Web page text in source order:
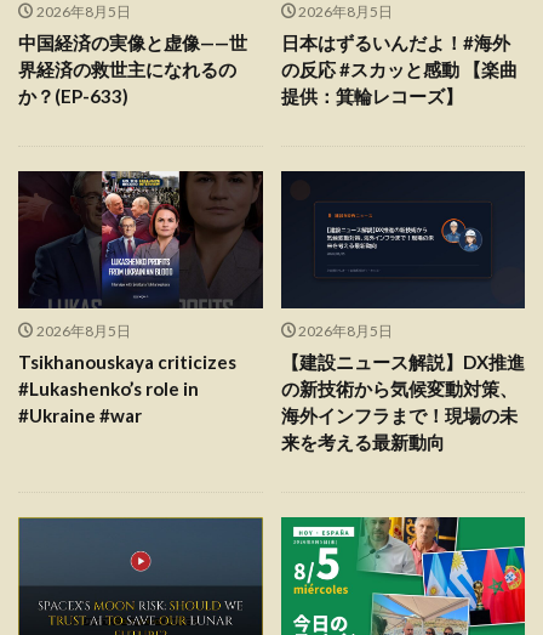
2026年8月5日
中国経済の実像と虚像——世
界経済の救世主になれるの
か？(EP-633)
2026年8月5日
日本はずるいんだよ！#海外
の反応 #スカッと感動 【楽曲
提供：箕輪レコーズ】
2026年8月5日
Tsikhanouskaya criticizes
#Lukashenko’s role in
#Ukraine #war
2026年8月5日
【建設ニュース解説】DX推進
の新技術から気候変動対策、
海外インフラまで！現場の未
来を考える最新動向